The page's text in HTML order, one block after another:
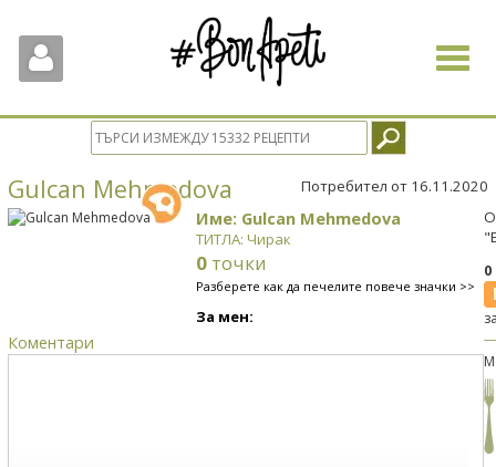
Toggle
Gulcan Mehmedova Потребител от 16.11.2020
Име: Gulcan Mehmedova
ТИТЛА: Чирак
0 точки
Разберете как да печелите повече значки >>
За мен:
Коментари